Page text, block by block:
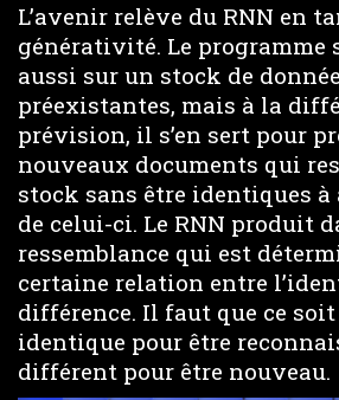
L’avenir relève du RNN en
générativité. Le programme
aussi sur un stock de
préexistantes, mais à la
prévision, il s’en sert pour
nouveaux documents qui
stock sans être identiques à
de celui-ci. Le RNN produit
ressemblance qui est
certaine relation entre
différence. Il faut que ce
identique pour être
différent pour être nouveau.